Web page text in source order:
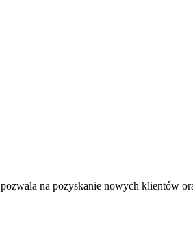
na pozyskanie nowych klientów